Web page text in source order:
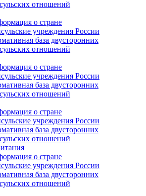
отношений
о стране
учреждения России
база двусторонних
отношений
о стране
учреждения России
база двусторонних
отношений
о стране
учреждения России
база двусторонних
отношений
о стране
учреждения России
база двусторонних
отношений